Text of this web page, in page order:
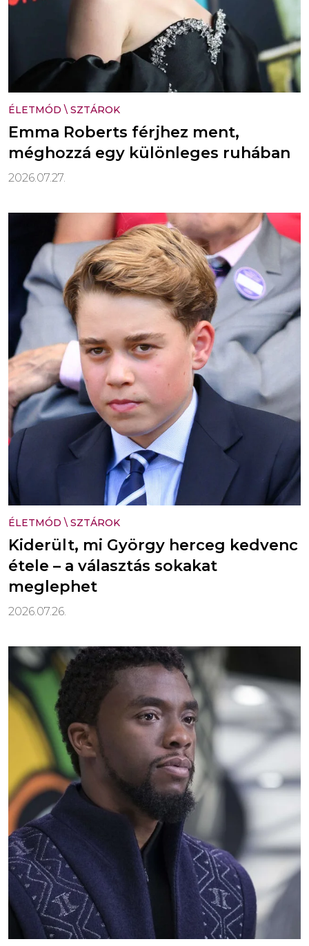
ÉLETMÓD \ SZTÁROK
Emma Roberts férjhez ment,
méghozzá egy különleges ruhában
2026.07.27.
ÉLETMÓD \ SZTÁROK
Kiderült, mi György herceg kedvenc
étele – a választás sokakat
meglephet
2026.07.26.